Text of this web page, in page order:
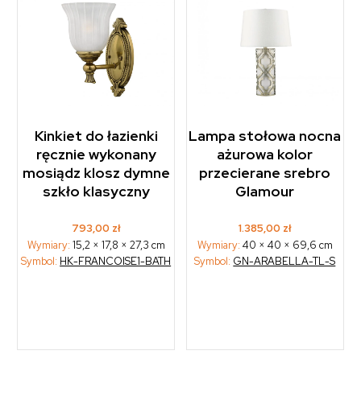
Kinkiet do łazienki
ręcznie wykonany
mosiądz klosz dymne
szkło klasyczny
793,00 zł
Wymiary: 15,2 × 17,8 × 27,3 cm
Symbol: HK-FRANCOISE1-BATH
Lampa stołowa nocna
ażurowa kolor
przecierane srebro
Glamour
1.385,00 zł
Wymiary: 40 × 40 × 69,6 cm
Symbol: GN-ARABELLA-TL-S